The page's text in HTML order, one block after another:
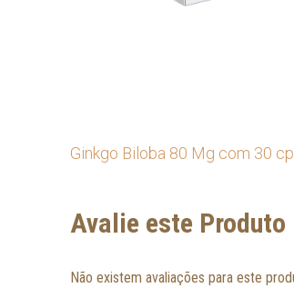
Ginkgo Biloba 80 Mg com 30
Avalie este Produto
Não existem avaliações para este